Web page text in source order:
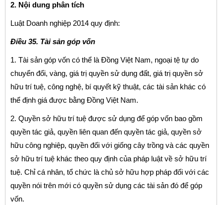
2. Nội dung phân tích
Luật Doanh nghiệp 2014 quy định:
Điều 35. Tài sản góp vốn
1. Tài sản góp vốn có thể là Đồng Việt Nam, ngoại tệ tự do
chuyển đổi, vàng, giá trị quyền sử dụng đất, giá trị quyền sở
hữu trí tuệ, công nghệ, bí quyết kỹ thuật, các tài sản khác có
thể định giá được bằng Đồng Việt Nam.
2. Quyền sở hữu trí tuệ được sử dụng để góp vốn bao gồm
quyền tác giả, quyền liên quan đến quyền tác giả, quyền sở
hữu công nghiệp, quyền đối với giống cây trồng và các quyền
sở hữu trí tuệ khác theo quy định của pháp luật về sở hữu trí
tuệ. Chỉ cá nhân, tổ chức là chủ sở hữu hợp pháp đối với các
quyền nói trên mới có quyền sử dụng các tài sản đó để góp
vốn.